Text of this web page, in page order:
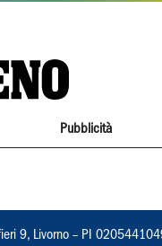
Pubblicità
9, Livorno – PI